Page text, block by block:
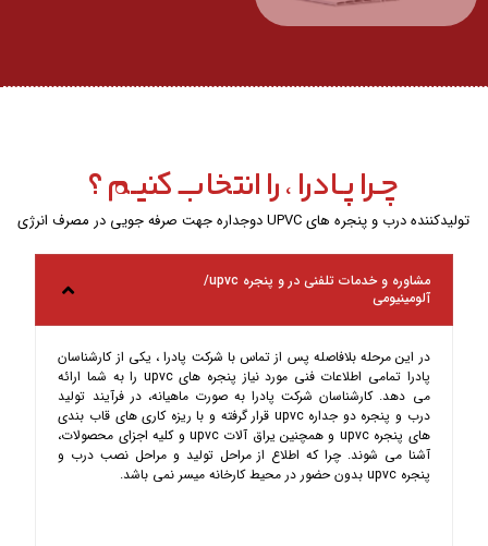
چـرا پـادرا ، را انتخاب کنیـم ؟
تولیدکننده درب و پنجره های UPVC دوجداره جهت صرفه جویی در مصرف انرژی
مشاوره و خدمات تلفنی در و پنجره upvc/
آلومینیومی
در این مرحله بلافاصله پس از تماس با شرکت پادرا ، یکی از کارشناسان
پادرا تمامی اطلاعات فنی مورد نیاز پنجره های upvc را به شما ارائه
می دهد. کارشناسان شرکت پادرا به صورت ماهیانه، در فرآیند تولید
درب و پنجره دو جداره upvc قرار گرفته و با ریزه کاری های قاب بندی
های پنجره upvc و همچنین یراق آلات upvc و کلیه اجزای محصولات،
آشنا می شوند. چرا که اطلاع از مراحل تولید و مراحل نصب درب و
پنجره upvc بدون حضور در محیط کارخانه میسر نمی باشد.